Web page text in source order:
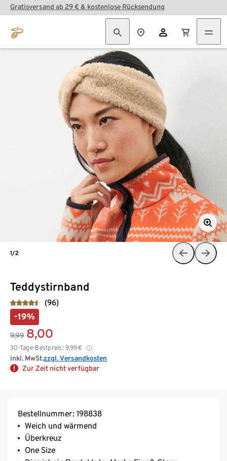
Gratisversand ab 29 € & kostenlose Rücksendung
Teddystirnband
(96)
-19%
9,99 8,00
30-Tage-Bestpreis: 9,99€
inkl. MwSt.zzgl. Versandkosten
Zur Zeit nicht verfügbar
1/2
Bestellnummer: 198838
Weich und wärmend
Überkreuz
One Size